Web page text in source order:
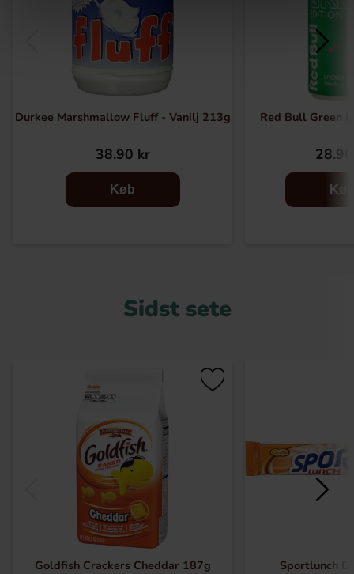
Durkee Marshmallow Fluff - Vanilj 213g
38.90 kr
Køb
Red Bull Green
Køb
Sidst sete
Goldfish Crackers Cheddar 187g Sportlunch